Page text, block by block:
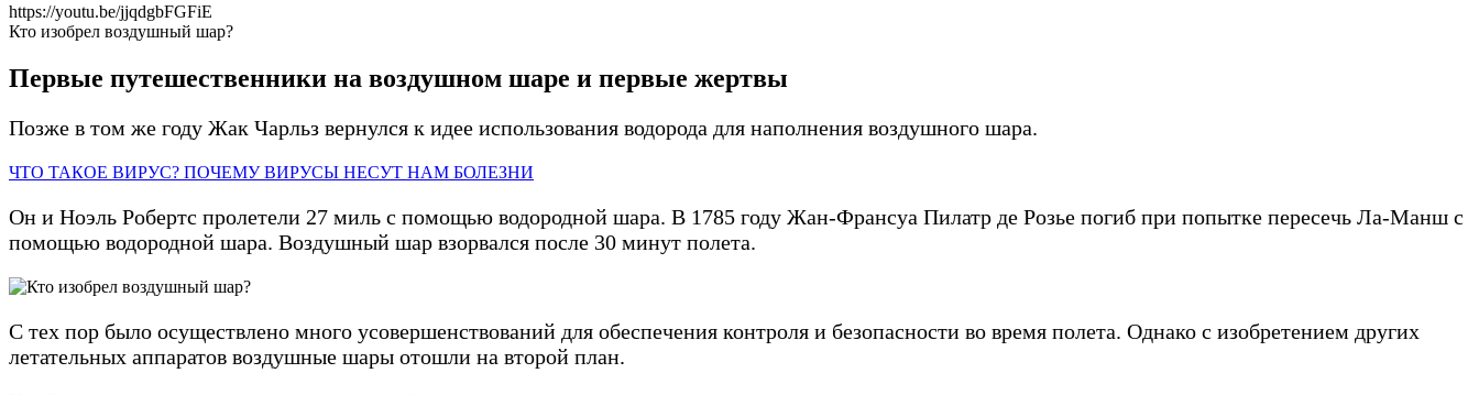
https://youtu.be/jjqdgbFGFiE
Кто изобрел воздушный шар?
Первые путешественники на воздушном шаре и первые жертвы
Позже в том же году Жак Чарльз вернулся к идее использования водорода для наполнения воздушного шара.
ЧТО ТАКОЕ ВИРУС? ПОЧЕМУ ВИРУСЫ НЕСУТ НАМ БОЛЕЗНИ
Он и Ноэль Робертс пролетели 27 миль с помощью водородной шара. В 1785 году Жан-Франсуа Пилатр де Розье погиб при попытке пересечь Ла-Манш с
помощью водородной шара. Воздушный шар взорвался после 30 минут полета.
С тех пор было осуществлено много усовершенствований для обеспечения контроля и безопасности во время полета. Однако с изобретением других
летательных аппаратов воздушные шары отошли на второй план.